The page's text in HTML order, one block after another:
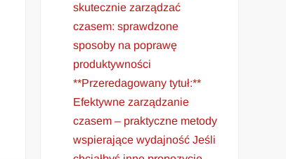
skutecznie zarządzać
czasem: sprawdzone
sposoby na poprawę
produktywności
**Przeredagowany tytuł:**
Efektywne zarządzanie
czasem – praktyczne metody
wspierające wydajność Jeśli